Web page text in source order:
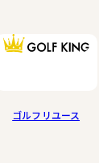
ゴルフリユース